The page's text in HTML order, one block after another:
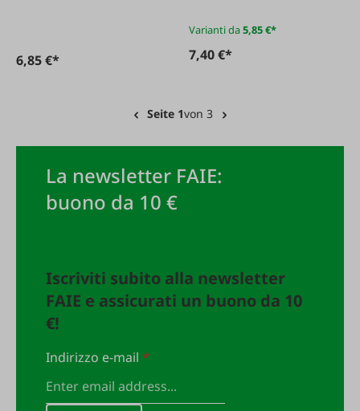
6,85 €*
Varianti da5,85 €*
7,40 €*
Seite 1von 3
La newsletter FAIE:
buono da 10 €
Iscriviti subito alla newsletter
FAIE e assicurati un buono da 10
€!
Indirizzo e-mail*